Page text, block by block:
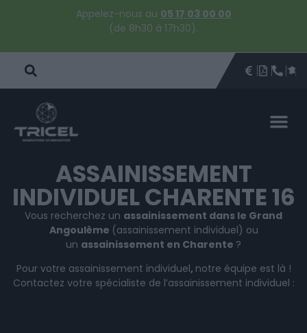
Appelez-nous au 05 17 03 00 00
(de 8h30 à 17h30).
DEVISÊTRE
ASSAINISSEMENT
INDIVIDUEL CHARENTE 16
Vous recherchez un assainissement dans le Grand
Angoulême (assainissement individuel) ou
un assainissement en Charente ?
Pour votre assainissement individuel, notre équipe est là !
Contactez votre spécialiste de l’assainissement individuel :